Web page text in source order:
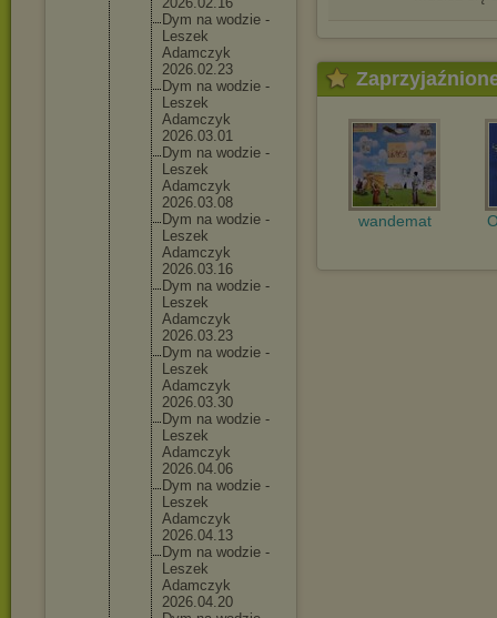
Dym na wodzie -
Leszek
Adamczyk
2026.02.23
Dym na wodzie -
Leszek
Adamczyk
2026.03.01
Dym na wodzie -
Leszek
Adamczyk
2026.03.08
Dym na wodzie -
Leszek
Adamczyk
2026.03.16
Dym na wodzie -
Leszek
Adamczyk
2026.03.23
Dym na wodzie -
Leszek
Adamczyk
2026.03.30
Dym na wodzie -
Leszek
Adamczyk
2026.04.06
Dym na wodzie -
Leszek
Adamczyk
2026.04.13
Dym na wodzie -
Leszek
Adamczyk
2026.04.20
wandemat